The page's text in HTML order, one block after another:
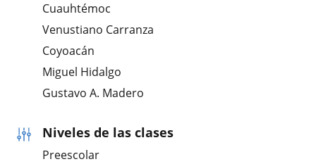
Cuauhtémoc
Venustiano Carranza
Coyoacán
Miguel Hidalgo
Gustavo A. Madero
Niveles de las clases
Preescolar